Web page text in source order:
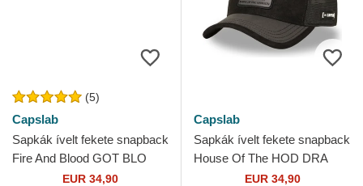
(5)
Capslab
Sapkák ívelt fekete snapback
Fire And Blood GOT BLO
Dracarys Trónok harca
EUR 34,90
Capslab
Sapkák ívelt fekete snapback
House Of The HOD DRA
Trónok harca Capslab
EUR 34,90